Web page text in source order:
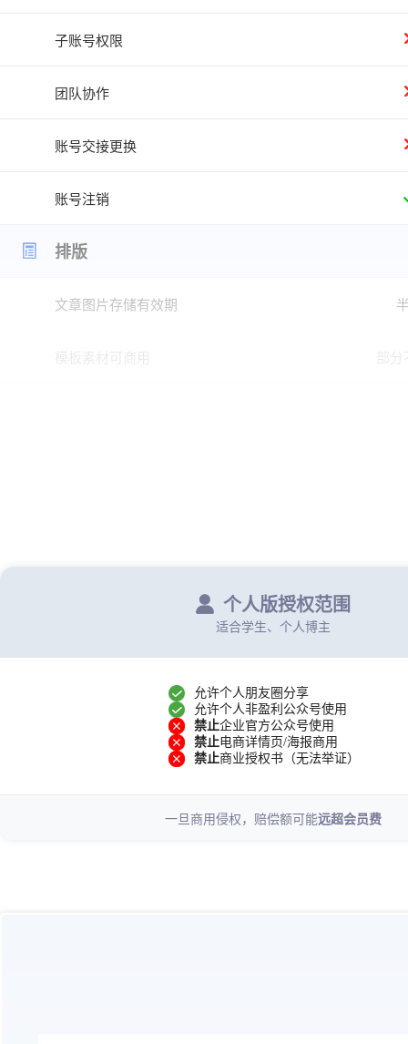
子账号权限
团队协作
账号交接更换
账号注销
排版
文章图片存储有效期
个人版授权范围
适合学生、个人博主
允许个人朋友圈分享
允许个人非盈利公众号使用
禁止企业官方公众号使用
禁止电商详情页/海报商用
禁止商业授权书（无法举证）
一旦商用侵权，赔偿额可能远超会员费